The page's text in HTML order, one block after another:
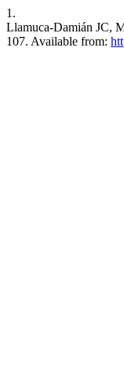
1.
Llamuca-Damián JC,
107. Available from: